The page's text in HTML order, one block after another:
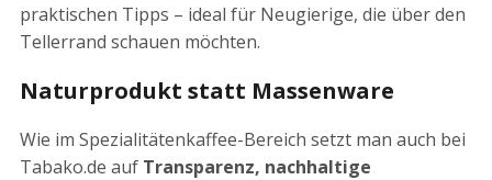
praktischen Tipps – ideal für Neugierige, die über den
Tellerrand schauen möchten.
Naturprodukt statt Massenware
Wie im Spezialitätenkaffee-Bereich setzt man auch bei
Tabako.de auf Transparenz, nachhaltige